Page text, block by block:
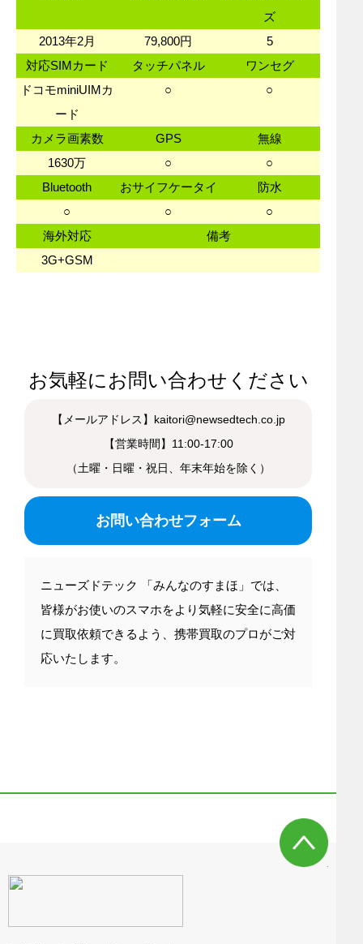
ズ
2013年2月
79,800円
5
対応SIMカード
タッチパネル
ワンセグ
ドコモminiUIMカ
ード
○ ○
カメラ画素数 GPS
無線
1630万
○
○
Bluetooth
おサイフケータイ
防水
○
○
○
海外対応
備考
3G+GSM
お気軽にお問い合わせください
【メールアドレス】kaitori@newsedtech.co.jp
【営業時間】11:00-17:00
（土曜・日曜・祝日、年末年始を除く）
お問い合わせフォーム
ニューズドテック 「みんなのすまほ」では、
皆様がお使いのスマホをより気軽に安全に高価
に買取依頼できるよう、携帯買取のプロがご対
応いたします。